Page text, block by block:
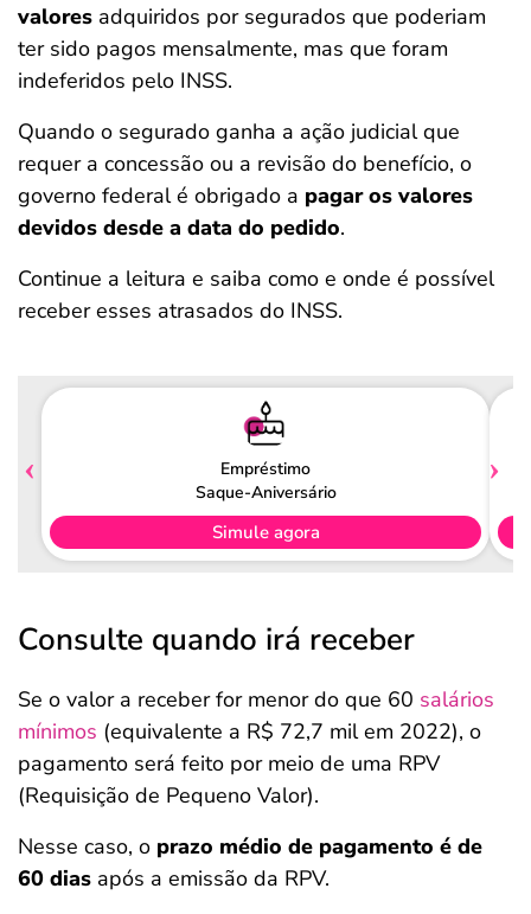
valores adquiridos por segurados que poderiam
ter sido pagos mensalmente, mas que foram
indeferidos pelo INSS.
Quando o segurado ganha a ação judicial que
requer a concessão ou a revisão do benefício, o
governo federal é obrigado a pagar os valores
devidos desde a data do pedido.
Continue a leitura e saiba como e onde é possível
receber esses atrasados do INSS.
Empréstimo
Saque-Aniversário
Simule agora
Consulte quando irá receber
Se o valor a receber for menor do que 60 salários
mínimos (equivalente a R$ 72,7 mil em 2022), o
pagamento será feito por meio de uma RPV
(Requisição de Pequeno Valor).
Nesse caso, o prazo médio de pagamento é de
60 dias após a emissão da RPV.